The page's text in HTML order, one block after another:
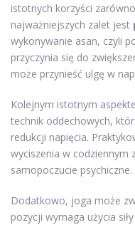
istotnych korzyści
najważniejszych zalet jest
wykonywanie asan, czyli
przyczynia się do
może przynieść ulgę w
Kolejnym istotnym
technik oddechowych,
redukcji napięcia.
wyciszenia w codziennym
samopoczucie psychiczne.
Dodatkowo, joga może
pozycji wymaga użycia